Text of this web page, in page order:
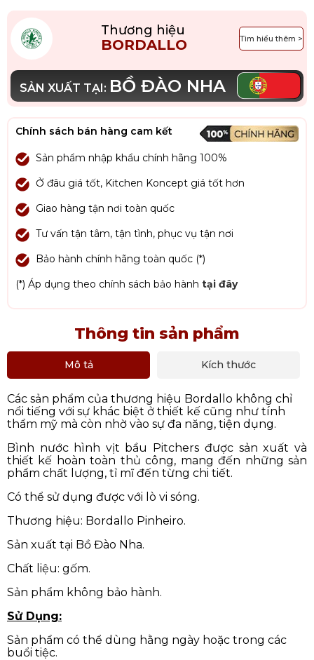
Thương hiệu
BORDALLO Tìm hiểu thêm >
SẢN XUẤT TẠI: BỒ ĐÀO NHA
Chính sách bán hàng cam kết
Sản phẩm nhập khẩu chính hãng 100%
Ở đâu giá tốt, Kitchen Koncept giá tốt hơn
Giao hàng tận nơi toàn quốc
Tư vấn tận tâm, tận tình, phục vụ tận nơi
Bảo hành chính hãng toàn quốc (*)
(*) Áp dụng theo chính sách bảo hành tại đây
Thông tin sản phẩm
Mô tả Kích thước
Các sản phẩm của thương hiệu Bordallo không chỉ
nổi tiếng với sự khác biệt ở thiết kế cũng như tính
thẩm mỹ mà còn nhờ vào sự đa năng, tiện dụng.
Bình nước hình vịt bầu Pitchers được sản xuất và
thiết kế hoàn toàn thủ công, mang đến những sản
phẩm chất lượng, tỉ mĩ đến từng chi tiết.
Có thể sử dụng được với lò vi sóng.
Thương hiệu: Bordallo Pinheiro.
Sản xuất tại Bồ Đào Nha.
Chất liệu: gốm.
Sản phẩm không bảo hành.
Sử Dụng:
Sản phẩm có thể dùng hằng ngày hoặc trong các
buổi tiệc.